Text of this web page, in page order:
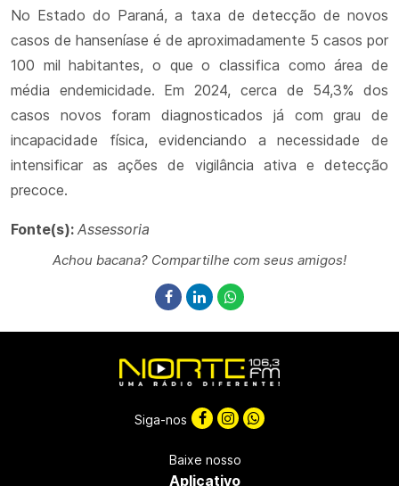
No Estado do Paraná, a taxa de detecção de novos
casos de hanseníase é de aproximadamente 5 casos por
100 mil habitantes, o que o classifica como área de
média endemicidade. Em 2024, cerca de 54,3% dos
casos novos foram diagnosticados já com grau de
incapacidade física, evidenciando a necessidade de
intensificar as ações de vigilância ativa e detecção
precoce.
Fonte(s): Assessoria
Achou bacana? Compartilhe com seus amigos!
Siga-nos
Baixe nosso
Aplicativo